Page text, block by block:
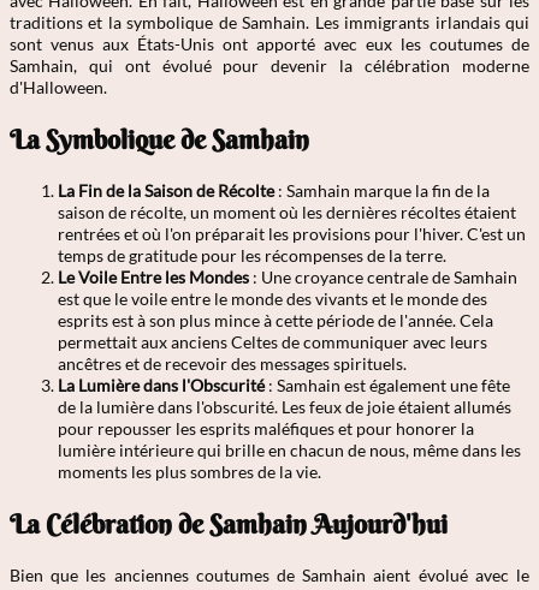
traditions et la symbolique de Samhain. Les immigrants irlandais qui
sont venus aux États-Unis ont apporté avec eux les coutumes de
Samhain, qui ont évolué pour devenir la célébration moderne
d'Halloween.
La Symbolique de Samhain
La Fin de la Saison de Récolte: Samhain marque la fin de la
saison de récolte, un moment où les dernières récoltes étaient
rentrées et où l'on préparait les provisions pour l'hiver. C'est un
temps de gratitude pour les récompenses de la terre.
Le Voile Entre les Mondes : Une croyance centrale de Samhain
est que le voile entre le monde des vivants et le monde des
esprits est à son plus mince à cette période de l'année. Cela
permettait aux anciens Celtes de communiquer avec leurs
ancêtres et de recevoir des messages spirituels.
La Lumière dans l'Obscurité: Samhain est également une fête
de la lumière dans l'obscurité. Les feux de joie étaient allumés
pour repousser les esprits maléfiques et pour honorer la
lumière intérieure qui brille en chacun de nous, même dans les
moments les plus sombres de la vie.
La Célébration de Samhain Aujourd'hui
Bien que les anciennes coutumes de Samhain aient évolué avec le